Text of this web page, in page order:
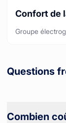
Confort de
Groupe
Questions
Combien